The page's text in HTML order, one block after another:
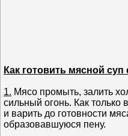
Как готовить мясной суп
1. Мясо промыть, залить
сильный огонь. Как только
и варить до готовности
образовавшуюся пену.